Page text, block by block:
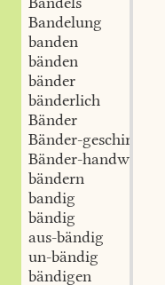
Bandelung
banden
bänden
bänder
bänderlich
Bänder
Bänder-geschirr
Bänder-handwerk
bändern
bandig
bändig
aus-bändig
un-bändig
bändigen